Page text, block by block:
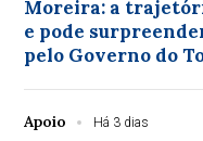
Moreira: a
e pode
pelo Governo do
Apoio Há 3 dias